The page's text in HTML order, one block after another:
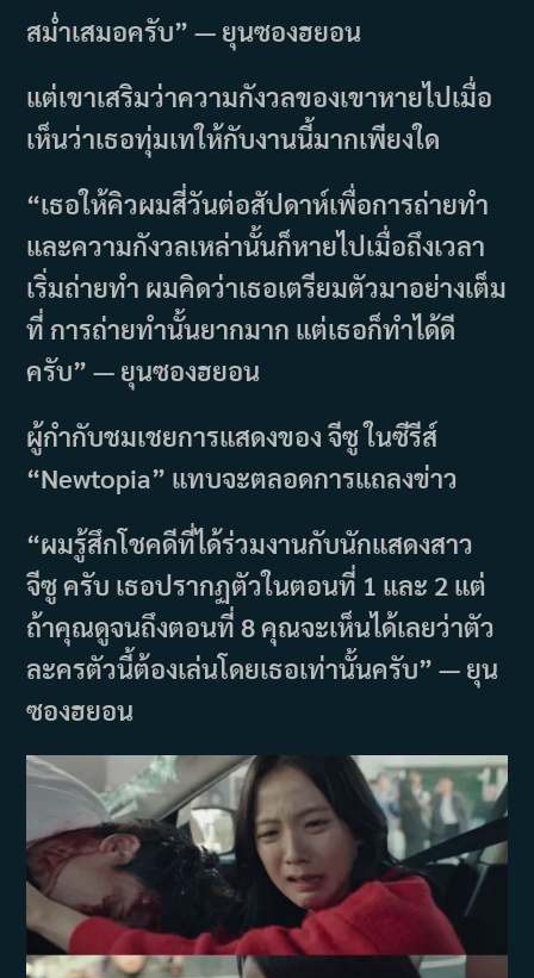
สม่ำเสมอครับ” — ยุนซองฮยอน
แต่เขาเสริมว่าความกังวลของเขาหายไปเมื่อ
เห็นว่าเธอทุ่มเทให้กับงานนี้มากเพียงใด
“เธอให้คิวผมสี่วันต่อสัปดาห์เพื่อการถ่ายทำ
และความกังวลเหล่านั้นก็หายไปเมื่อถึงเวลา
เริ่มถ่ายทำ ผมคิดว่าเธอเตรียมตัวมาอย่างเต็ม
ที่ การถ่ายทำนั้นยากมาก แต่เธอก็ทำได้ดี
ครับ” — ยุนซองฮยอน
ผู้กำกับชมเชยการแสดงของ จีซู ในซีรีส์
“Newtopia” แทบจะตลอดการแถลงข่าว
“ผมรู้สึกโชคดีที่ได้ร่วมงานกับนักแสดงสาว
จีซู ครับ เธอปรากฏตัวในตอนที่ 1 และ 2 แต่
ถ้าคุณดูจนถึงตอนที่ 8 คุณจะเห็นได้เลยว่าตัว
ละครตัวนี้ต้องเล่นโดยเธอเท่านั้นครับ” — ยุน
ซองฮยอน